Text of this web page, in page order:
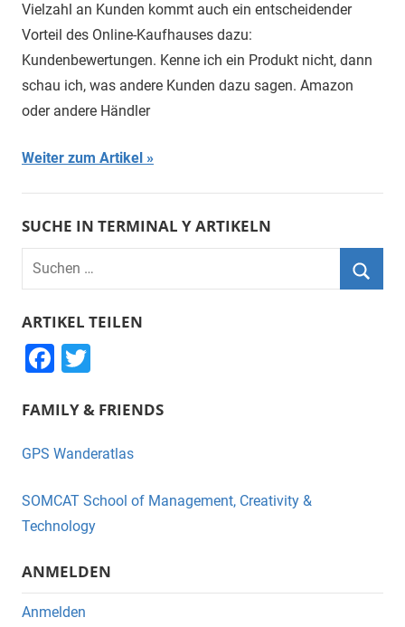
Vielzahl an Kunden kommt auch ein entscheidender
Vorteil des Online-Kaufhauses dazu:
Kundenbewertungen. Kenne ich ein Produkt nicht, dann
schau ich, was andere Kunden dazu sagen. Amazon
oder andere Händler
Weiter zum Artikel
SUCHE IN TERMINAL Y ARTIKELN
Suchen
nach:
ARTIKEL TEILEN
F
c
e
o
o
k
tt
er
FAMILY & FRIENDS
GPS Wanderatlas
SOMCAT School of Management, Creativity &
Technology
ANMELDEN
Anmelden